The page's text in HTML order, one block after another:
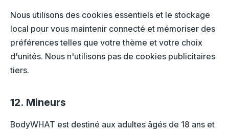
Nous utilisons des cookies essentiels et le stockage
local pour vous maintenir connecté et mémoriser des
préférences telles que votre thème et votre choix
d'unités. Nous n'utilisons pas de cookies publicitaires
tiers.
12. Mineurs
BodyWHAT est destiné aux adultes âgés de 18 ans et